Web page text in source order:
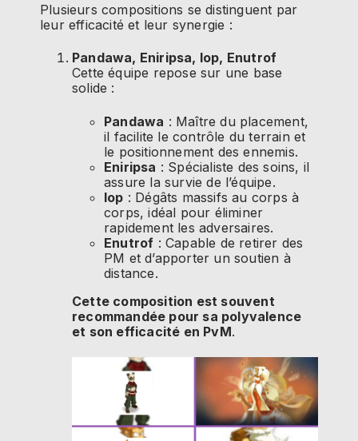
Plusieurs compositions se distinguent par
leur efficacité et leur synergie :
Pandawa, Eniripsa, Iop, Enutrof
Cette équipe repose sur une base
solide :
Pandawa : Maître du placement,
il facilite le contrôle du terrain et
le positionnement des ennemis.
Eniripsa : Spécialiste des soins, il
assure la survie de l’équipe.
Iop : Dégâts massifs au corps à
corps, idéal pour éliminer
rapidement les adversaires.
Enutrof : Capable de retirer des
PM et d’apporter un soutien à
distance.
Cette composition est souvent
recommandée pour sa polyvalence
et son efficacité en PvM.